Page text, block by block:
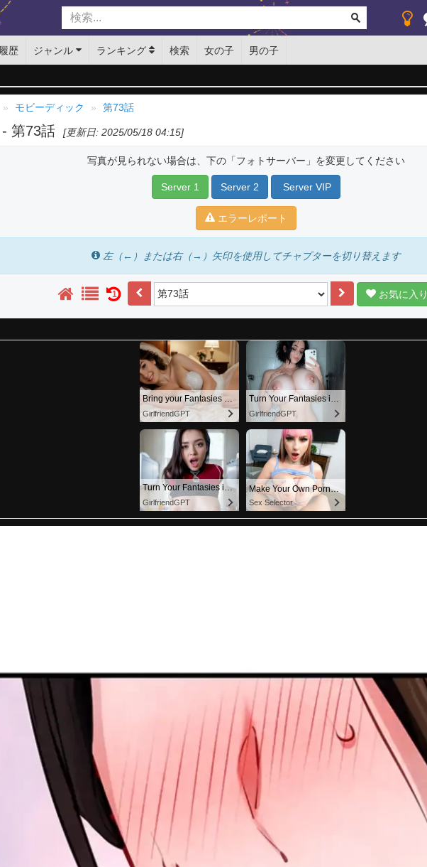
履歴 ジャンル ランキング 検索 女の子 男の子
モビーディック 第73話
- 第73話 [更新日: 2025/05/18 04:15]
写真が見られない場合は、下の「フォトサーバー」を変更してください
Server 1 Server 2 Server VIP
エラーレポート
左（←）または右（→）矢印を使用してチャプターを切り替えます
1 お気に入り